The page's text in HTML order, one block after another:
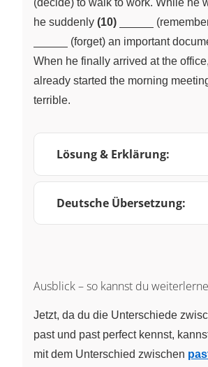
he suddenly (10)
(forget) an important
When he finally arrived at the
already started the morning
terrible.
Lösung & Erklärung:
Deutsche Übersetzung:
Ausblick – so kannst du
Jetzt, da du die Unterschiede
past und past perfect kennst,
mit dem Unterschied zwischen